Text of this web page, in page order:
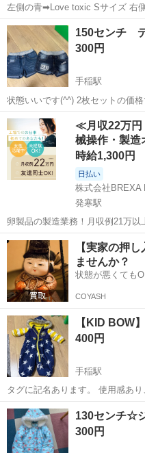
左側の青➡︎Love toxic Sサイズ 右側
方は使用感あります。
北海道 札幌市
150センチ
300円
手稲駅
状態いいです(^^) 2枚セットの価格です！ 1枚タグに薄く
す。
北海道 札幌市 手稲駅 キ
≪月収22万円
械操作・製造
時給1,300円
日払い
株式会社BREXA
発寒駅
卵製品の製造業務！月収例21万
適作業★20代～50代までの男女
勤OK＆無料駐車場完備！《北海道札幌市》 人気の
製品の製造業務◇ 作業内...
北海道 札幌市 発寒駅
【実家の押
ませんか？
状態が悪くても
COYASH
【KID BOW
400円
手稲駅
タグに記名あります。 使用感あり、腕の部分が少し黒くなっているの
と お尻の部分が少し白くなって
譲りします(^^)
北海道 札幌市
130センチ☆
300円